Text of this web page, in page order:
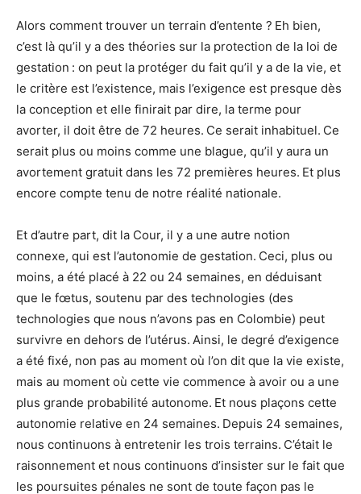
Alors comment trouver un terrain d’entente ? Eh bien,
c’est là qu’il y a des théories sur la protection de la loi de
gestation : on peut la protéger du fait qu’il y a de la vie, et
le critère est l’existence, mais l’exigence est presque dès
la conception et elle finirait par dire, la terme pour
avorter, il doit être de 72 heures. Ce serait inhabituel. Ce
serait plus ou moins comme une blague, qu’il y aura un
avortement gratuit dans les 72 premières heures. Et plus
encore compte tenu de notre réalité nationale.
Et d’autre part, dit la Cour, il y a une autre notion
connexe, qui est l’autonomie de gestation. Ceci, plus ou
moins, a été placé à 22 ou 24 semaines, en déduisant
que le fœtus, soutenu par des technologies (des
technologies que nous n’avons pas en Colombie) peut
survivre en dehors de l’utérus. Ainsi, le degré d’exigence
a été fixé, non pas au moment où l’on dit que la vie existe,
mais au moment où cette vie commence à avoir ou a une
plus grande probabilité autonome. Et nous plaçons cette
autonomie relative en 24 semaines. Depuis 24 semaines,
nous continuons à entretenir les trois terrains. C’était le
raisonnement et nous continuons d’insister sur le fait que
les poursuites pénales ne sont de toute façon pas le